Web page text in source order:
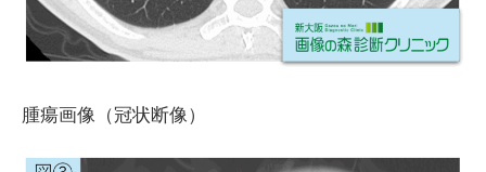
腫瘍画像（冠状断像）